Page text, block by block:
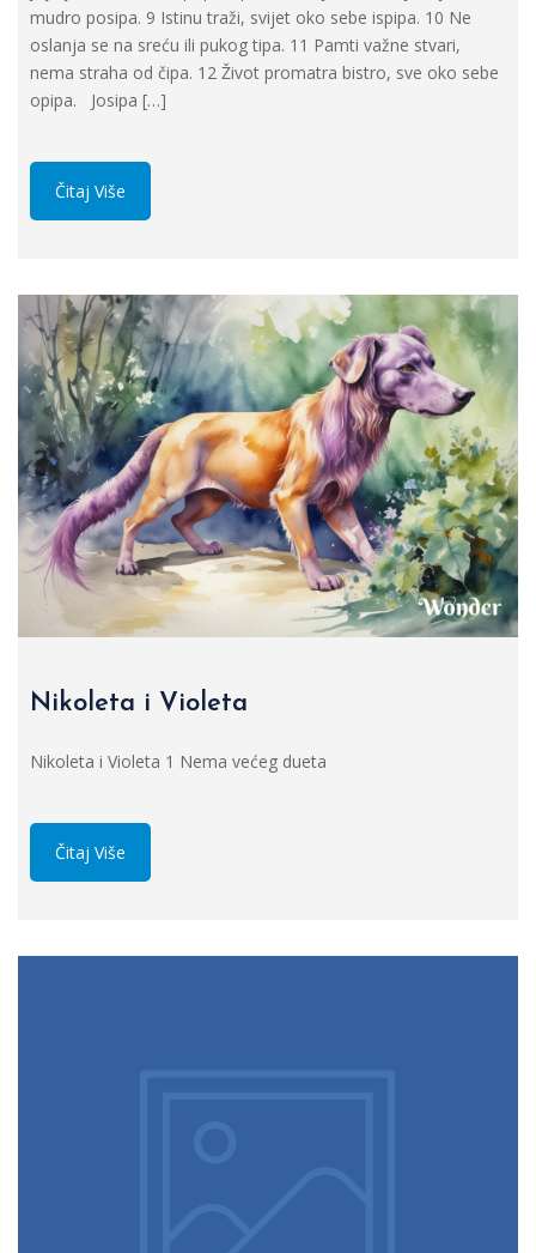
mudro posipa. 9 Istinu traži, svijet oko sebe ispipa. 10 Ne
oslanja se na sreću ili pukog tipa. 11 Pamti važne stvari,
nema straha od čipa. 12 Život promatra bistro, sve oko sebe
opipa. Josipa […]
Čitaj Više
Nikoleta i Violeta
Nikoleta i Violeta 1 Nema većeg dueta
Čitaj Više